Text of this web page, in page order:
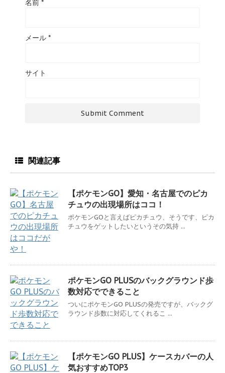
名前 *
メール *
サイト
関連記事
【ポケモンGO】愛知・名古屋でのピカ
チュウの出現場所はココ！
ポケモンGOと言えばピカチュウ、そうです、ピカ
チュウをゲットしたいというその気持 ...
ポケモンGO PLUSのバックグラウンド歩
数対応でできること
ついにポケモンGO PLUSの発売ですが、バックグ
ラウンド歩数に対応してくれるこ ...
【ポケモンGO PLUS】ケースカバーの人
気おすすめTOP3